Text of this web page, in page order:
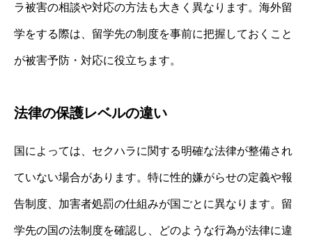
ラ被害の相談や対応の方法も大きく異なります。海外留
学をする際は、留学先の制度を事前に把握しておくこと
が被害予防・対応に役立ちます。
法律の保護レベルの違い
国によっては、セクハラに関する明確な法律が整備され
ていない場合があります。特に性的嫌がらせの定義や報
告制度、加害者処罰の仕組みが国ごとに異なります。留
学先の国の法制度を確認し、どのような行為が法律に違